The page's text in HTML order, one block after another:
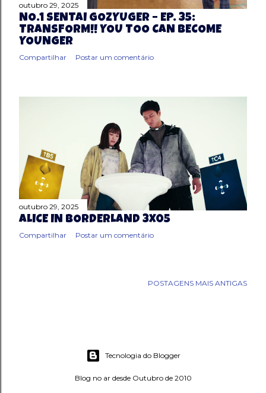
outubro 29, 2025
NO.1 SENTAI GOZYUGER – EP. 35:
TRANSFORM!! YOU TOO CAN BECOME
YOUNGER
Compartilhar Postar um comentário
outubro 29, 2025
ALICE IN BORDERLAND 3X05
Compartilhar Postar um comentário
POSTAGENS MAIS ANTIGAS
Tecnologia do Blogger
Blog no ar desde Outubro de 2010